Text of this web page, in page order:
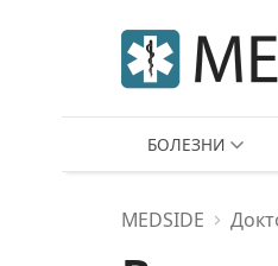
БОЛЕЗНИ
MEDSIDE